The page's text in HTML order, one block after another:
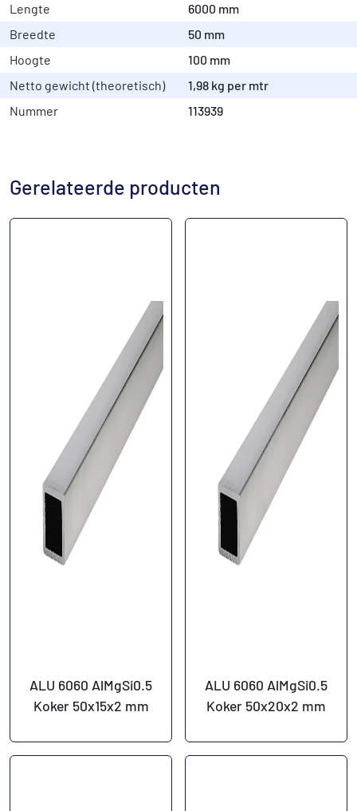
Lengte
6000 mm
Breedte
50 mm
Hoogte
100 mm
Netto gewicht (theoretisch)
1,98 kg per mtr
Nummer
113939
Gerelateerde producten
ALU 6060 AlMgSi0.5
Koker 50x15x2 mm
ALU 6060 AlMgSi0.5
Koker 50x20x2 mm